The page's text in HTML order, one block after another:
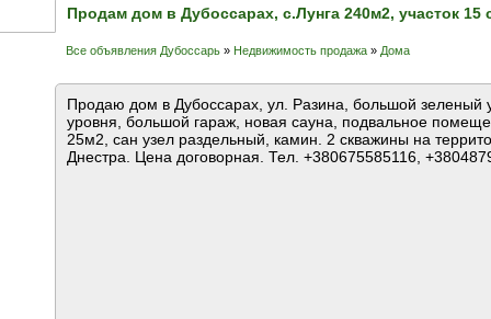
Продам дом в Дубоссарах, с.Лунга 240м2, участок 15
Все объявления Дубоссарь » Недвижимость продажа » Дома
Продаю дом в Дубоссарах, ул. Разина, большой зеленый
уровня, большой гараж, новая сауна, подвальное
25м2, сан узел раздельный, камин. 2 скважины на
Днестра. Цена договорная. Тел. +380675585116,